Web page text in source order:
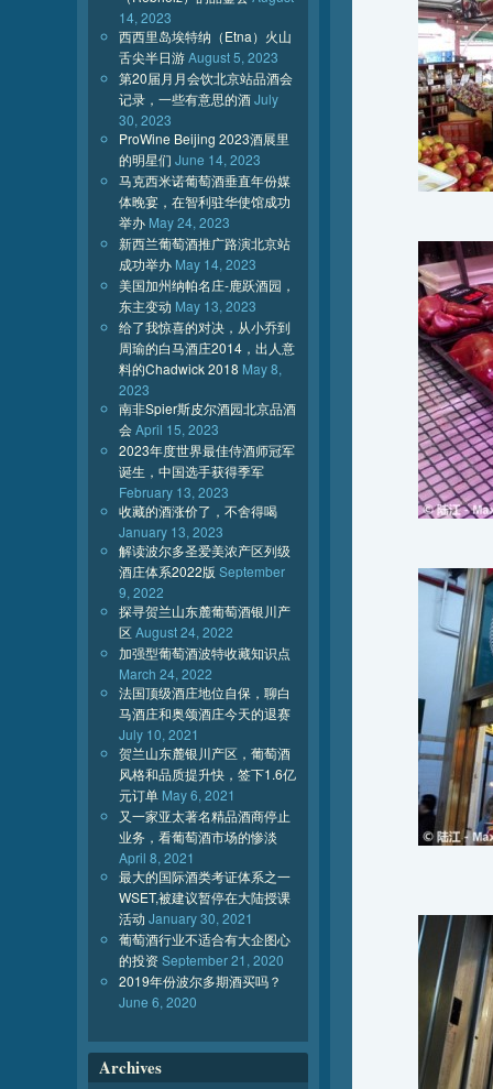
14, 2023
西西里岛埃特纳（Etna）火山
舌尖半日游August 5, 2023
第20届月月会饮北京站品酒会
记录，一些有意思的酒July
30, 2023
ProWine Beijing 2023酒展里
的明星们 June 14, 2023
马克西米诺葡萄酒垂直年份媒
体晚宴，在智利驻华使馆成功
举办 May 24, 2023
新西兰葡萄酒推广路演北京站
成功举办 May 14, 2023
美国加州纳帕名庄-鹿跃酒园，
东主变动 May 13, 2023
给了我惊喜的对决，从小乔到
周瑜的白马酒庄2014，出人意
料的Chadwick 2018 May 8,
2023
南非Spier斯皮尔酒园北京品酒
会April 15, 2023
2023年度世界最佳侍酒师冠军
诞生，中国选手获得季军
February 13, 2023
收藏的酒涨价了，不舍得喝
January 13, 2023
解读波尔多圣爱美浓产区列级
酒庄体系2022版 September
9, 2022
探寻贺兰山东麓葡萄酒银川产
区August 24, 2022
加强型葡萄酒波特收藏知识点
March 24, 2022
法国顶级酒庄地位自保，聊白
马酒庄和奥颂酒庄今天的退赛
July 10, 2021
贺兰山东麓银川产区，葡萄酒
风格和品质提升快，签下1.6亿
元订单 May 6, 2021
又一家亚太著名精品酒商停止
业务，看葡萄酒市场的惨淡
April 8, 2021
最大的国际酒类考证体系之一
WSET,被建议暂停在大陆授课
活动 January 30, 2021
葡萄酒行业不适合有大企图心
的投资September 21, 2020
2019年份波尔多期酒买吗？
June 6, 2020
Archives